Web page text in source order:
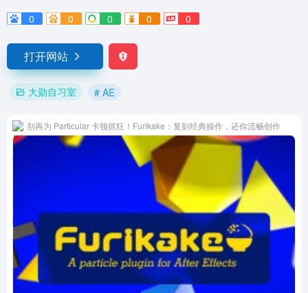
0
0 0 0 0
打开网站
大勋自习室 # AE
别再为 Particular 卡顿抓狂！Furikake：复刻经典操作，还你流畅创作